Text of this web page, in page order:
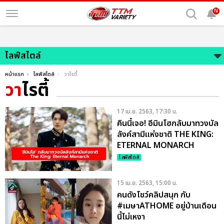
N
ไลฟ์สไตล์
หน้าแรก ไลฟ์สไตล์ วาไรตี้
วาไรตี้
17 เม.ย. 2563, 17:30 น.
คืนนี้เจอ! อีมินโฮกลับมาทวงบัล
ลังค์สามีแห่งชาติ THE KING:
ETERNAL MONARCH
ไลฟ์สไตล์
15 เม.ย. 2563, 15:00 น.
คนดังโชว์คลิปสนุก กับ
#เมษาATHOME อยู่บ้านเดือน
นี้ไม่เหงา